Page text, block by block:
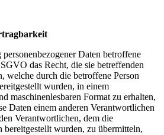
Daten betroffene
das Recht, die sie betreffenden
welche durch die betroffene Person
wurden, in einem
maschinenlesbaren Format zu erhalten,
Daten einem anderen Verantwortlichen
Verantwortlichen, dem die
bereitgestellt wurden, zu übermitteln,